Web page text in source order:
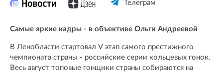
Телеграм
Самые яркие кадры - в объективе Ольги Андреевой
В Ленобласти стартовал V этап самого престижного
чемпионата страны - российские серии кольцевых гонок.
Весь август топовые гонщики страны собираются на